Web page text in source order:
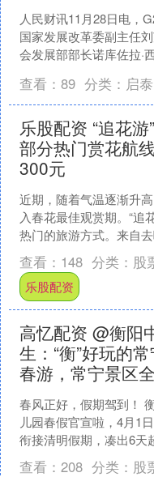
人民财讯11月28日电，
国家发展改革委副主任
会发展部部长诺库佐拉·
署《中华人民共和国国
员会与南非共和....
查看： 89 分类： 启
乐股配资 “追花游
部分热门赏花航
300元
近期，随着气温逐渐升
入春花最佳观赏期。“追
热门的旅游方式。来自
猪等多家平台的数据显示
青”“赏花”“春....
查看： 148 分类： 股
乐股配资
高忆配资 @衡阳
生：“衡”好玩的
春游，常宁景区
春风正好，假期驾到！
儿园春假官宣啦，4月1
衔接清明假期，凑出6天
为了迎接衡阳市的所有小
查看： 208 分类： 股